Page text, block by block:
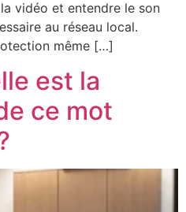
vidéo et entendre le son
au réseau local.
même […]
est la
ce mot